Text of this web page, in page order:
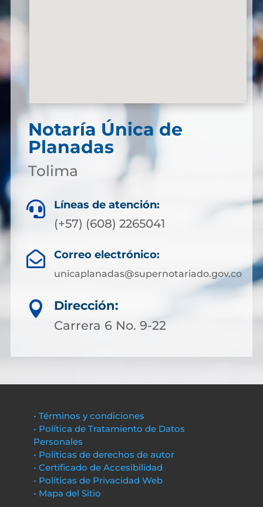
Notaría Única de
Planadas
Tolima
 Líneas de atención:
(+57) (608) 2265041
 Correo electrónico:
unicaplanadas@supernotariado.gov.co

Dirección:
Carrera 6 No. 9-22
• Términos y condiciones
• Política de Tratamiento de Datos
Personales
• Políticas de derechos de autor
• Certificado de Accesibilidad
• Políticas de Privacidad Web
• Mapa del Sitio